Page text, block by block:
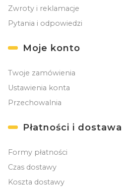
Zwroty i reklamacje
Pytania i odpowiedzi
Moje konto
Twoje zamówienia
Ustawienia konta
Przechowalnia
Płatności i dostawa
Formy płatności
Czas dostawy
Koszta dostawy